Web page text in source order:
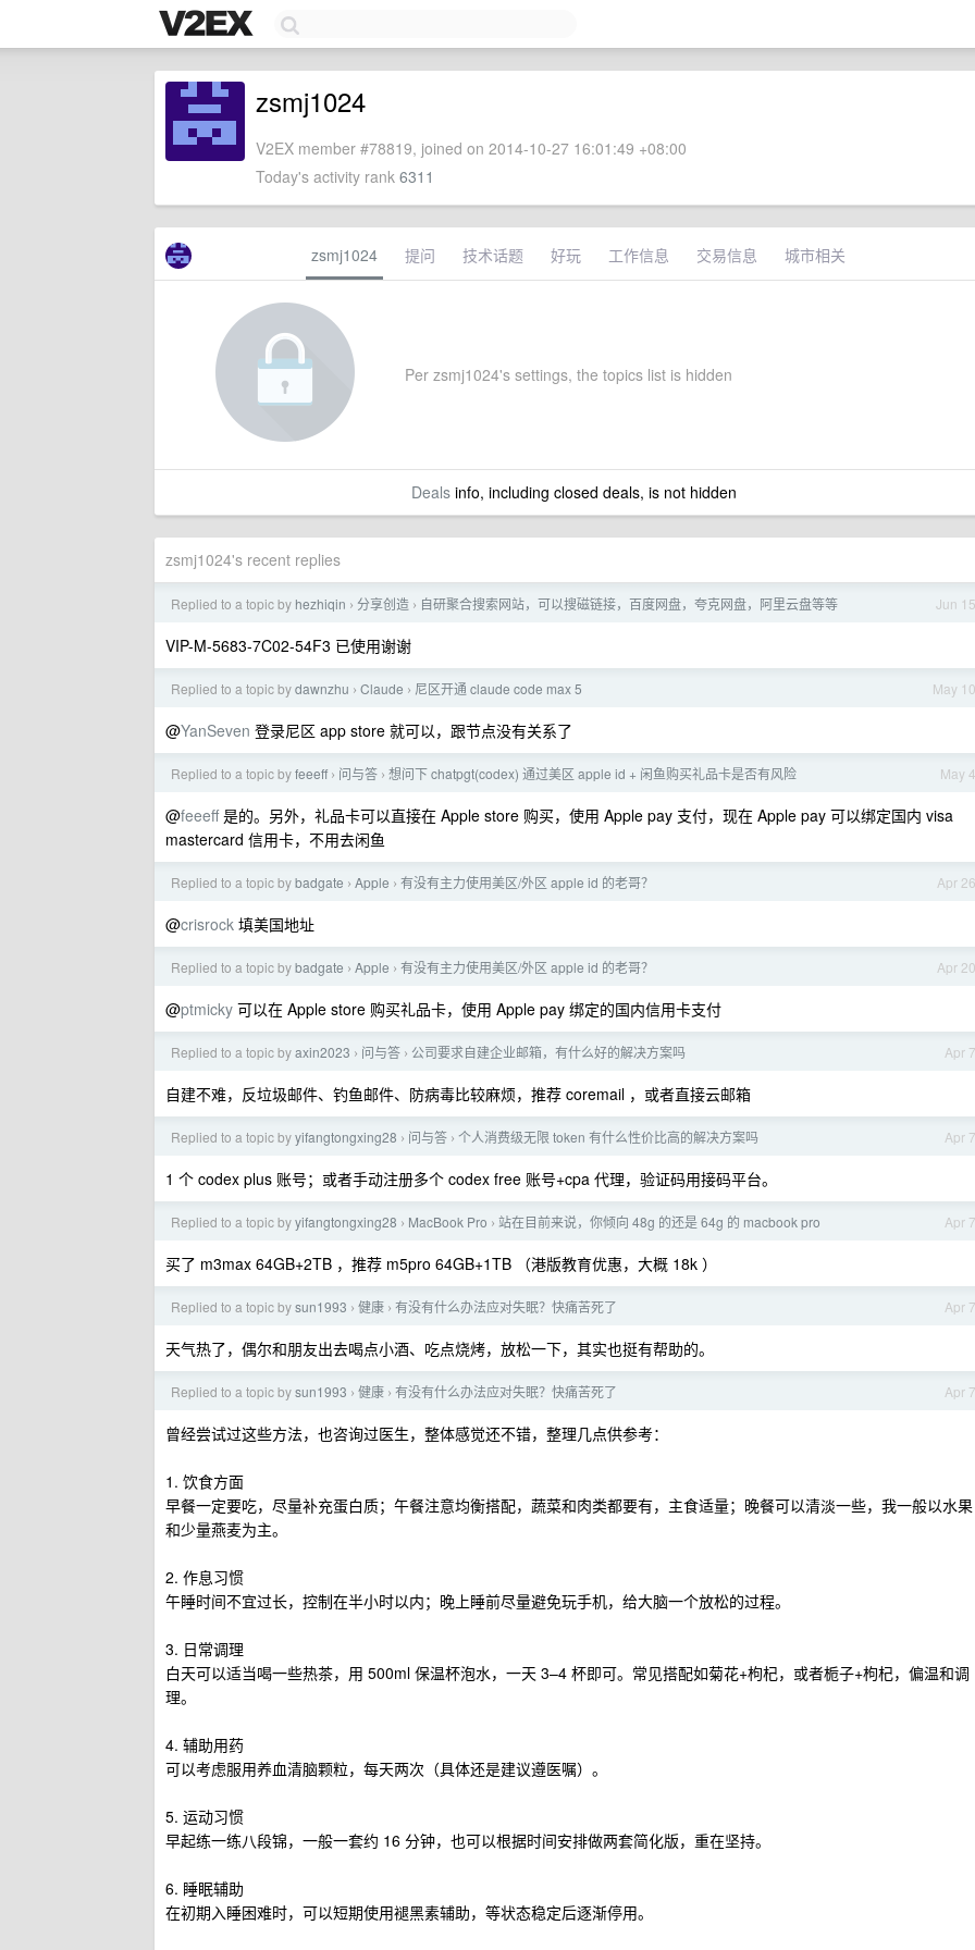
zsmj1024
V2EX member #78819, joined on 2014-10-27 16:01:49 +08:00
Today's activity rank 6311
zsmj1024 提问 技术话题 好玩 工作信息 交易信息 城市相关
Per zsmj1024's settings, the topics list is hidden
Dealsinfo, including closed deals, is not hidden
zsmj1024's recent replies
Jun 15
Replied to a topic by hezhiqin › 分享创造 › 自研聚合搜索网站，可以搜磁链接，百度网盘，夸克网盘，阿里云盘等等
VIP-M-5683-7C02-54F3 已使用谢谢
May 10
Replied to a topic bydawnzhu › Claude › 尼区开通 claude code max 5
@YanSeven 登录尼区 app store 就可以，跟节点没有关系了
May 4
Replied to a topic byfeeeff › 问与答 › 想问下 chatpgt(codex) 通过美区 apple id + 闲鱼购买礼品卡是否有风险
@feeeff是的。另外，礼品卡可以直接在 Apple store 购买，使用 Apple pay 支付，现在 Apple pay 可以绑定国内 visa
mastercard 信用卡，不用去闲鱼
Apr 26
Replied to a topic bybadgate › Apple › 有没有主力使用美区/外区 apple id 的老哥？
@crisrock 填美国地址
Apr 20
Replied to a topic bybadgate › Apple › 有没有主力使用美区/外区 apple id 的老哥？
@ptmicky 可以在 Apple store 购买礼品卡，使用 Apple pay 绑定的国内信用卡支付
Apr 7
Replied to a topic byaxin2023 › 问与答 › 公司要求自建企业邮箱，有什么好的解决方案吗
自建不难，反垃圾邮件、钓鱼邮件、防病毒比较麻烦，推荐 coremail ，或者直接云邮箱
Apr 7
Replied to a topic byyifangtongxing28 › 问与答 › 个人消费级无限 token 有什么性价比高的解决方案吗
1 个 codex plus 账号；或者手动注册多个 codex free 账号+cpa 代理，验证码用接码平台。
Apr 7
Replied to a topic byyifangtongxing28 › MacBook Pro › 站在目前来说，你倾向 48g 的还是 64g 的 macbook pro
买了 m3max 64GB+2TB ，推荐 m5pro 64GB+1TB （港版教育优惠，大概 18k ）
Apr 7
Replied to a topic bysun1993 › 健康 › 有没有什么办法应对失眠？快痛苦死了
天气热了，偶尔和朋友出去喝点小酒、吃点烧烤，放松一下，其实也挺有帮助的。
Apr 7
Replied to a topic bysun1993 › 健康 › 有没有什么办法应对失眠？快痛苦死了
曾经尝试过这些方法，也咨询过医生，整体感觉还不错，整理几点供参考：
1. 饮食方面
早餐一定要吃，尽量补充蛋白质；午餐注意均衡搭配，蔬菜和肉类都要有，主食适量；晚餐可以清淡一些，我一般以水果
和少量燕麦为主。
2. 作息习惯
午睡时间不宜过长，控制在半小时以内；晚上睡前尽量避免玩手机，给大脑一个放松的过程。
3. 日常调理
白天可以适当喝一些热茶，用 500ml 保温杯泡水，一天 3–4 杯即可。常见搭配如菊花+枸杞，或者栀子+枸杞，偏温和调
理。
4. 辅助用药
可以考虑服用养血清脑颗粒，每天两次（具体还是建议遵医嘱）。
5. 运动习惯
早起练一练八段锦，一般一套约 16 分钟，也可以根据时间安排做两套简化版，重在坚持。
6. 睡眠辅助
在初期入睡困难时，可以短期使用褪黑素辅助，等状态稳定后逐渐停用。